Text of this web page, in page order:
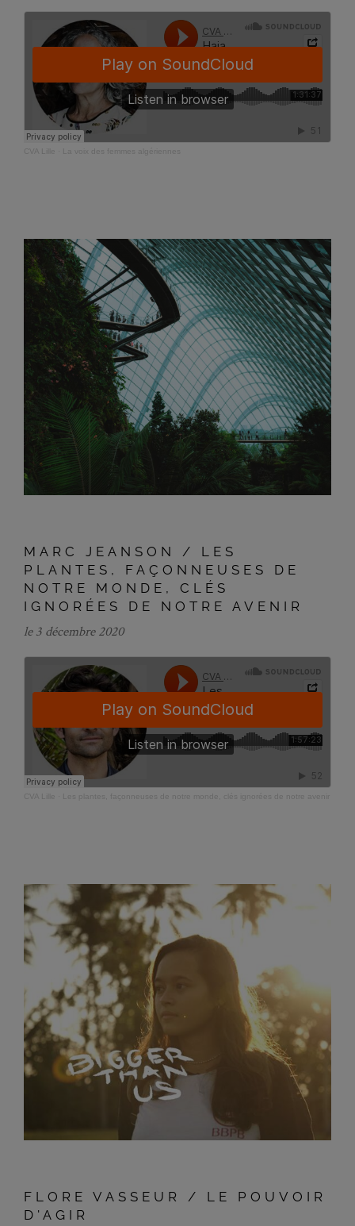
CVA Lille La voix des femmes algériennes
MARC JEANSON / LES
PLANTES, FAÇONNEUSES DE
NOTRE MONDE, CLÉS
IGNORÉES DE NOTRE AVENIR
le 3 décembre 2020
CVA Lille Les plantes, façonneuses de notre monde, clés ignorées de notre avenir
FLORE VASSEUR / LE POUVOIR
D'AGIR